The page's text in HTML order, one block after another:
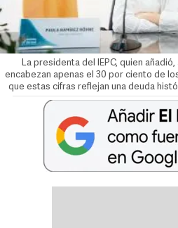
La presidenta del IEPC, quien
encabezan apenas el 30 por ciento de
que estas cifras reflejan una deuda